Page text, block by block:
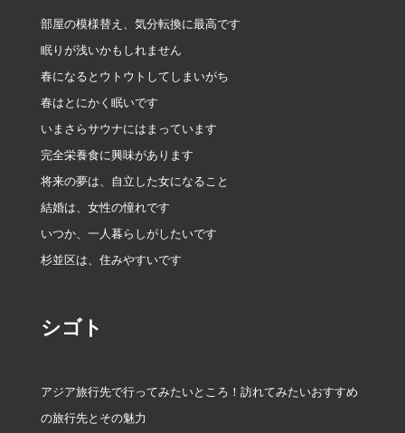
部屋の模様替え、気分転換に最高です
眠りが浅いかもしれません
春になるとウトウトしてしまいがち
春はとにかく眠いです
いまさらサウナにはまっています
完全栄養食に興味があります
将来の夢は、自立した女になること
結婚は、女性の憧れです
いつか、一人暮らしがしたいです
杉並区は、住みやすいです
シゴト
アジア旅行先で行ってみたいところ！訪れてみたいおすすめ
の旅行先とその魅力